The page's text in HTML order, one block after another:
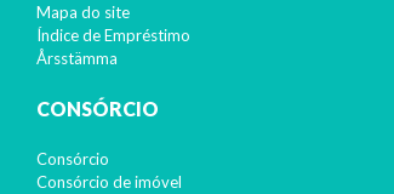
Mapa do site
Índice de Empréstimo
Årsstämma
CONSÓRCIO
Consórcio
Consórcio de imóvel